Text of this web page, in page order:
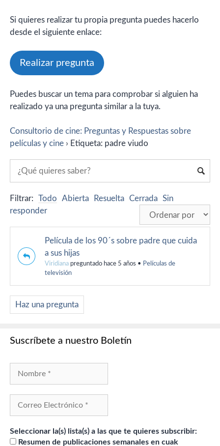
Si quieres realizar tu propia pregunta puedes hacerlo
desde el siguiente enlace:
Realizar pregunta
Puedes buscar un tema para comprobar si alguien ha
realizado ya una pregunta similar a la tuya.
Consultorio de cine: Preguntas y Respuestas sobre
películas y cine › Etiqueta: padre viudo
Filtrar: Todo Abierta Resuelta Cerrada Sin
responder
Película de los 90´s sobre padre que cuida
a sus hijas
Viridiana preguntado hace 5 años • Películas de
televisión
Haz una pregunta
Suscríbete a nuestro Boletín
Seleccionar la(s) lista(s) a las que te quieres subscribir:
Resumen de publicaciones semanales en cuak